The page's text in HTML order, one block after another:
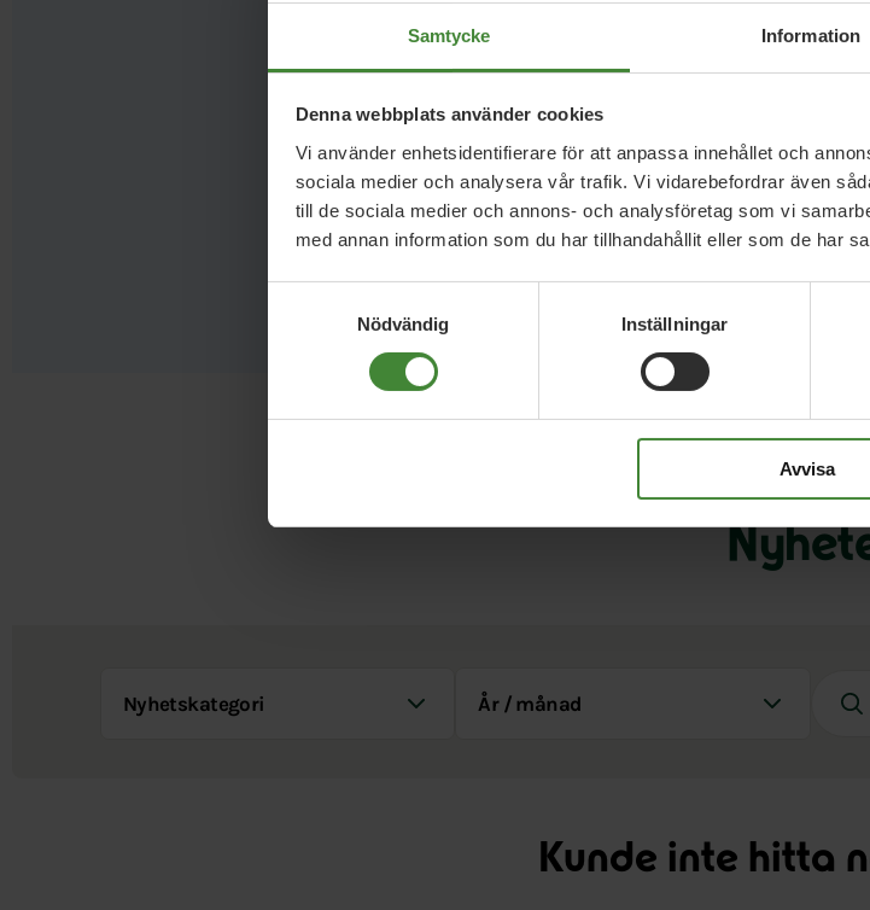
Samtycke Information
Denna webbplats använder cookies
Vi använder enhetsidentifierare för att anpassa innehållet och
sociala medier och analysera vår trafik. Vi vidarebefordrar även
till de sociala medier och annons- och analysföretag som vi
med annan information som du har tillhandahållit eller som de har
Nödvändig
Inställningar
Avvisa
Kunde inte hitta